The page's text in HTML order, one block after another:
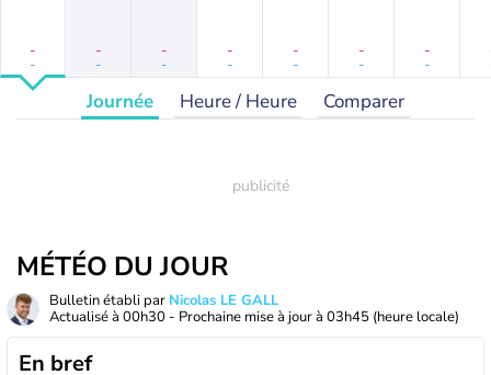
-
-
-
-
-
-
-
-
-
-
-
-
-
-
Journée Heure / Heure Comparer
MÉTÉO DU JOUR
Bulletin établi par Nicolas LE GALL
Actualisé à 00h30 - Prochaine mise à jour à 03h45 (heure locale)
En bref